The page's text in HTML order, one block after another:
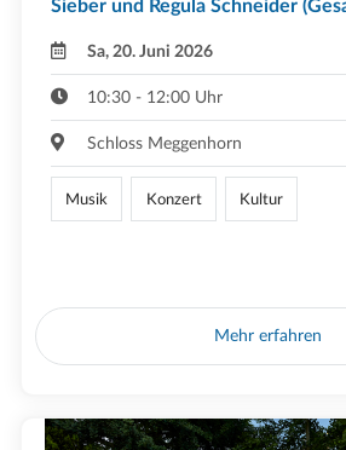
Sieber und Regula Schneider
Sa, 20. Juni 2026
10:30 - 12:00 Uhr
Schloss Meggenhorn
Musik Konzert Kultur
Mehr erfahren